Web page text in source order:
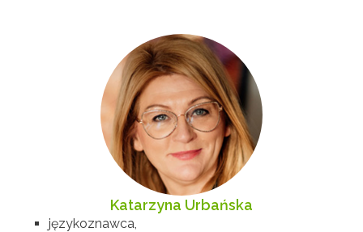
Katarzyna Urbańska
językoznawca,